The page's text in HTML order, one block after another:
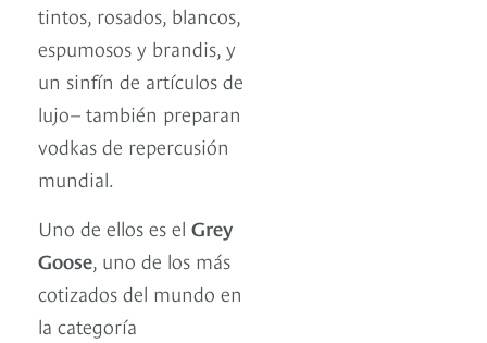
tintos, rosados, blancos,
espumosos y brandis, y
un sinfín de artículos de
lujo– también preparan
vodkas de repercusión
mundial.
Uno de ellos es el Grey
Goose, uno de los más
cotizados del mundo en
la categoría